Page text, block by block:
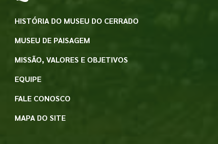
HISTÓRIA DO MUSEU DO CERRADO
MUSEU DE PAISAGEM
MISSÃO, VALORES E OBJETIVOS
EQUIPE
FALE CONOSCO
MAPA DO SITE